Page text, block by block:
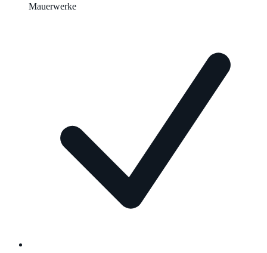
Mauerwerke